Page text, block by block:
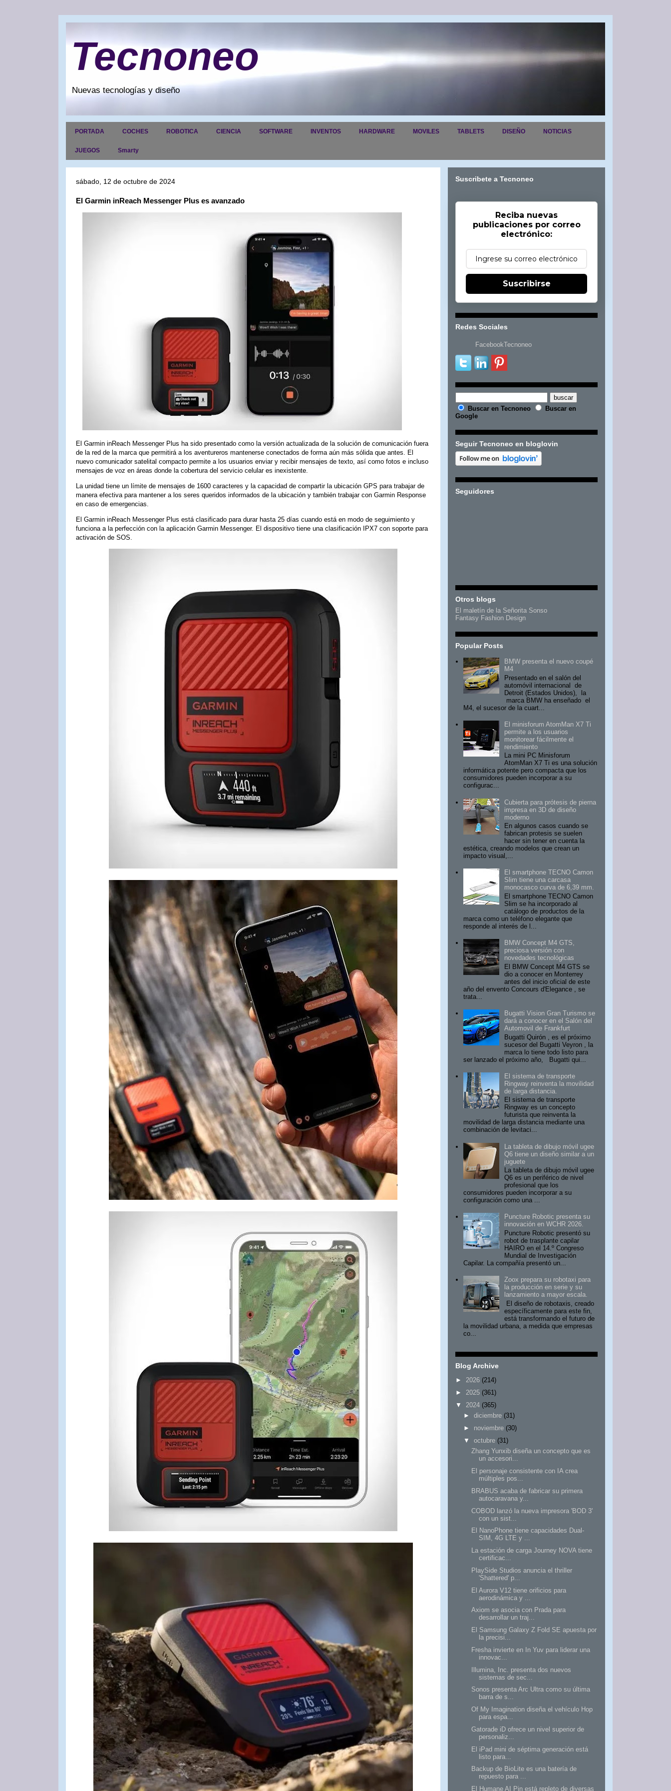
Tecnoneo
Nuevas tecnologías y diseño
PORTADA COCHES ROBOTICA CIENCIA SOFTWARE INVENTOS HARDWARE MOVILES TABLETS DISEÑO NOTICIAS
JUEGOS Smarty
sábado, 12 de octubre de 2024
El Garmin inReach Messenger Plus es avanzado
El Garmin inReach Messenger Plus ha sido presentado como la versión actualizada de la solución de comunicación fuera
de la red de la marca que permitirá a los aventureros mantenerse conectados de forma aún más sólida que antes. El
nuevo comunicador satelital compacto permite a los usuarios enviar y recibir mensajes de texto, así como fotos e incluso
mensajes de voz en áreas donde la cobertura del servicio celular es inexistente.
La unidad tiene un límite de mensajes de 1600 caracteres y la capacidad de compartir la ubicación GPS para trabajar de
manera efectiva para mantener a los seres queridos informados de la ubicación y también trabajar con Garmin Response
en caso de emergencias.
El Garmin inReach Messenger Plus está clasificado para durar hasta 25 días cuando está en modo de seguimiento y
funciona a la perfección con la aplicación Garmin Messenger. El dispositivo tiene una clasificación IPX7 con soporte para
activación de SOS.
Suscribete a Tecnoneo
Reciba nuevas
publicaciones por correo
electrónico:
Suscribirse
Redes Sociales
FacebookTecnoneo
Buscar en Tecnoneo
Buscar en
Google
Seguir Tecnoneo en bloglovin
Seguidores
Otros blogs
El maletín de la Señorita Sonso
Fantasy Fashion Design
Popular Posts
BMW presenta el nuevo coupé
M4
Presentado en el salón del
automóvil internacional de
Detroit (Estados Unidos), la
marca BMW ha enseñado el
M4, el sucesor de la cuart...
El minisforum AtomMan X7 Ti
permite a los usuarios
monitorear fácilmente el
rendimiento
La mini PC Minisforum
AtomMan X7 Ti es una solución
informática potente pero compacta que los
consumidores pueden incorporar a su
configurac...
Cubierta para prótesis de pierna
impresa en 3D de diseño
moderno
En algunos casos cuando se
fabrican protesis se suelen
hacer sin tener en cuenta la
estética, creando modelos que crean un
impacto visual,...
El smartphone TECNO Camon
Slim tiene una carcasa
monocasco curva de 6,39 mm.
El smartphone TECNO Camon
Slim se ha incorporado al
catálogo de productos de la
marca como un teléfono elegante que
responde al interés de l...
BMW Concept M4 GTS,
preciosa versión con
novedades tecnológicas
El BMW Concept M4 GTS se
dio a conocer en Monterrey
antes del inicio oficial de este
año del envento Concours d'Elegance , se
trata...
Bugatti Vision Gran Turismo se
dará a conocer en el Salón del
Automovil de Frankfurt
Bugatti Quirón , es el próximo
sucesor del Bugatti Veyron , la
marca lo tiene todo listo para
ser lanzado el próximo año, Bugatti qui...
El sistema de transporte
Ringway reinventa la movilidad
de larga distancia.
El sistema de transporte
Ringway es un concepto
futurista que reinventa la
movilidad de larga distancia mediante una
combinación de levitaci...
La tableta de dibujo móvil ugee
Q6 tiene un diseño similar a un
juguete
La tableta de dibujo móvil ugee
Q6 es un periférico de nivel
profesional que los
consumidores pueden incorporar a su
configuración como una ...
Puncture Robotic presenta su
innovación en WCHR 2026.
Puncture Robotic presentó su
robot de trasplante capilar
HAIRO en el 14.º Congreso
Mundial de Investigación
Capilar. La compañía presentó un...
Zoox prepara su robotaxi para
la producción en serie y su
lanzamiento a mayor escala.
El diseño de robotaxis, creado
específicamente para este fin,
está transformando el futuro de
la movilidad urbana, a medida que empresas
co...
Blog Archive
► 2026 (214)
► 2025 (361)
▼
2024 (365)
► diciembre (31)
► noviembre (30)
▼
octubre (31)
Zhang Yunxib diseña un concepto que es
un accesori...
El personaje consistente con IA crea
múltiples pos...
BRABUS acaba de fabricar su primera
autocaravana y...
COBOD lanzó la nueva impresora 'BOD 3'
con un sist...
El NanoPhone tiene capacidades Dual-
SIM, 4G LTE y ...
La estación de carga Journey NOVA tiene
certificac...
PlaySide Studios anuncia el thriller
'Shattered' p...
El Aurora V12 tiene orificios para
aerodinámica y ...
Axiom se asocia con Prada para
desarrollar un traj...
El Samsung Galaxy Z Fold SE apuesta por
la precisi...
Fresha invierte en In Yuv para liderar una
innovac...
Illumina, Inc. presenta dos nuevos
sistemas de sec...
Sonos presenta Arc Ultra como su última
barra de s...
Of My Imagination diseña el vehículo Hop
para espa...
Gatorade iD ofrece un nivel superior de
personaliz...
El iPad mini de séptima generación está
listo para...
Backup de BioLite es una batería de
repuesto para ...
El Humane AI Pin está repleto de diversas